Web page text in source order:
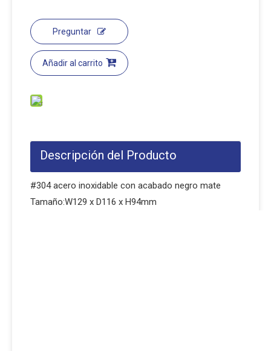
Preguntar
Añadir al carrito
Descripción del Producto
#304 acero inoxidable con acabado negro mate
Tamaño:W129 x D116 x H94mm